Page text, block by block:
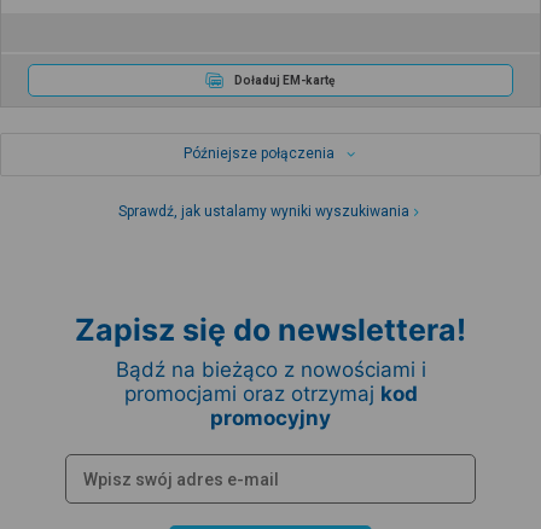
Doładuj EM-kartę
Późniejsze połączenia
Sprawdź, jak ustalamy wyniki wyszukiwania
Zapisz się do newslettera!
Bądź na bieżąco z nowościami i
promocjami oraz otrzymaj kod
promocyjny